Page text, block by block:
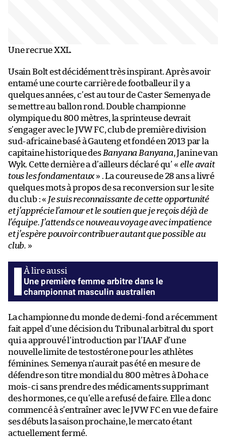
Une recrue XXL.
Usain Bolt est décidément très inspirant. Après avoir
entamé une courte carrière de footballeur il y a
quelques années, c’est au tour de Caster Semenya de
se mettre au ballon rond. Double championne
olympique du 800 mètres, la sprinteuse devrait
s’engager avec le JVW FC, club de première division
sud-africaine basé à Gauteng et fondé en 2013 par la
capitaine historique des Banyana Banyana, Janine van
Wyk. Cette dernière a d’ailleurs déclaré qu’ « elle avait
tous les fondamentaux» . La coureuse de 28 ans a livré
quelques mots à propos de sa reconversion sur le site
du club : « Je suis reconnaissante de cette opportunité
et j’apprécie l’amour et le soutien que je reçois déjà de
l’équipe. J’attends ce nouveau voyage avec impatience
et j’espère pouvoir contribuer autant que possible au
club. »
Une première femme arbitre dans le
championnat masculin australien
La championne du monde de demi-fond a récemment
fait appel d’une décision du Tribunal arbitral du sport
qui a approuvé l’introduction par l’IAAF d’une
nouvelle limite de testostérone pour les athlètes
féminines. Semenya n’aurait pas été en mesure de
défendre son titre mondial du 800 mètres à Doha ce
mois-ci sans prendre des médicaments supprimant
des hormones, ce qu’elle a refusé de faire. Elle a donc
commencé à s’entraîner avec le JVW FC en vue de faire
ses débuts la saison prochaine, le mercato étant
actuellement fermé.